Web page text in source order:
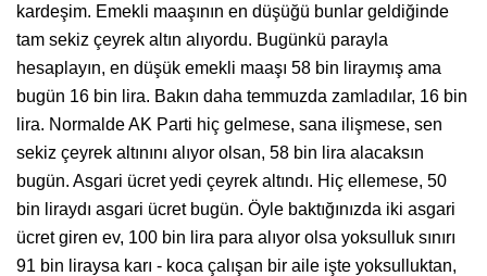
kardeşim. Emekli maaşının en düşüğü bunlar geldiğinde
tam sekiz çeyrek altın alıyordu. Bugünkü parayla
hesaplayın, en düşük emekli maaşı 58 bin liraymış ama
bugün 16 bin lira. Bakın daha temmuzda zamladılar, 16 bin
lira. Normalde AK Parti hiç gelmese, sana ilişmese, sen
sekiz çeyrek altınını alıyor olsan, 58 bin lira alacaksın
bugün. Asgari ücret yedi çeyrek altındı. Hiç ellemese, 50
bin liraydı asgari ücret bugün. Öyle baktığınızda iki asgari
ücret giren ev, 100 bin lira para alıyor olsa yoksulluk sınırı
91 bin liraysa karı - koca çalışan bir aile işte yoksulluktan,